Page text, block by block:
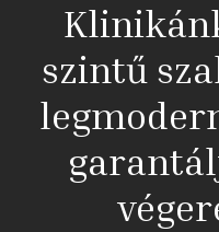
szintű